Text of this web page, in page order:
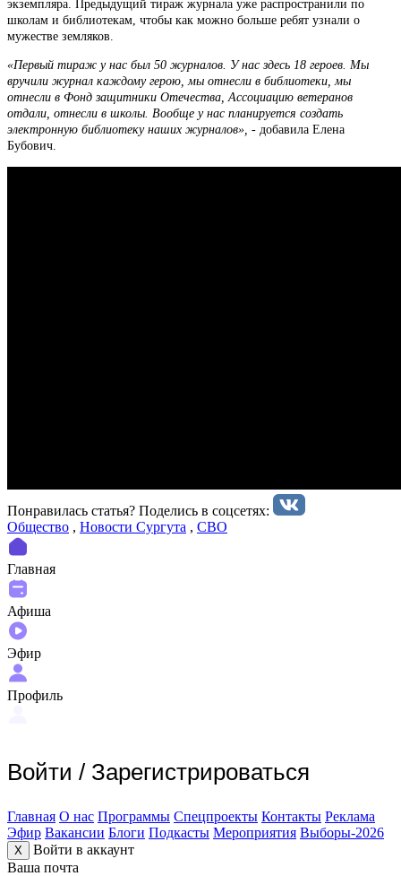
экземпляра. Предыдущий тираж журнала уже распространили по
школам и библиотекам, чтобы как можно больше ребят узнали о
мужестве земляков.
«Первый тираж у нас был 50 журналов. У нас здесь 18 героев. Мы
вручили журнал каждому герою, мы отнесли в библиотеки, мы
отнесли в Фонд защитники Отечества, Ассоциацию ветеранов
отдали, отнесли в школы. Вообще у нас планируется создать
электронную библиотеку наших журналов», - добавила Елена
Бубович.
Понравилась статья? Поделиcь в соцсетях:
Общество , Новости Сургута , СВО
Главная
Афиша
Эфир
Профиль
Войти / Зарегистрироваться
Главная О нас Программы Спецпроекты Контакты Реклама
Эфир Вакансии Блоги Подкасты Мероприятия Выборы-2026
X
Войти в аккаунт
Ваша почта